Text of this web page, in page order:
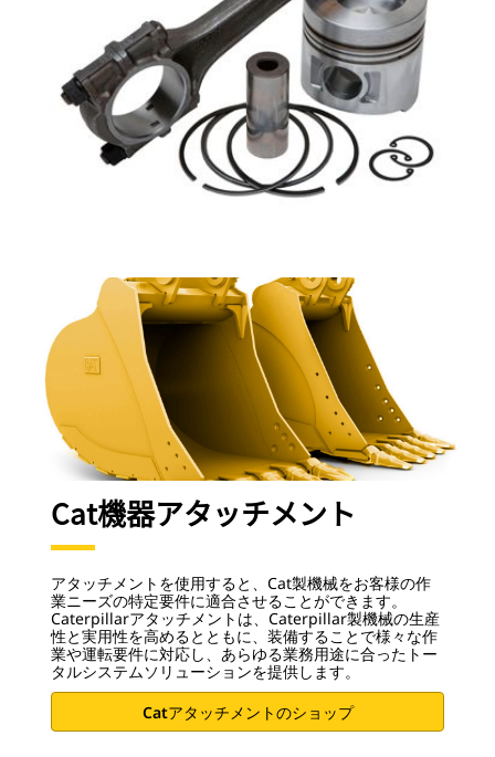
Cat機器アタッチメント
アタッチメントを使用すると、Cat製機械をお客様の作
業ニーズの特定要件に適合させることができます。
Caterpillarアタッチメントは、Caterpillar製機械の生産
性と実用性を高めるとともに、装備することで様々な作
業や運転要件に対応し、あらゆる業務用途に合ったトー
タルシステムソリューションを提供します。
Catアタッチメントのショップ